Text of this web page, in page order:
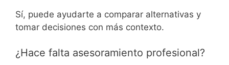
Sí, puede ayudarte a comparar alternativas y
tomar decisiones con más contexto.
¿Hace falta asesoramiento profesional?